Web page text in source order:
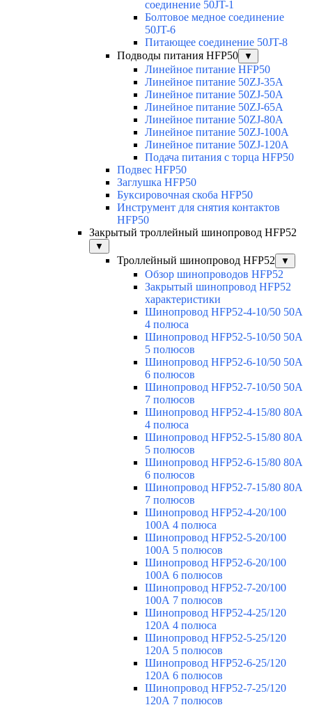
соединение 50JT-1
Болтовое медное соединение
50JT-6
Питающее соединение 50JT-8
Подводы питания HFP50
▼
Линейное питание HFP50
Линейное питание 50ZJ-35A
Линейное питание 50ZJ-50A
Линейное питание 50ZJ-65A
Линейное питание 50ZJ-80A
Линейное питание 50ZJ-100A
Линейное питание 50ZJ-120A
Подача питания с торца HFP50
Подвес HFP50
Заглушка HFP50
Буксировочная скоба HFP50
Инструмент для снятия контактов
HFP50
Закрытый троллейный шинопровод HFP52
▼
Троллейный шинопровод HFP52 ▼
Обзор шинопроводов HFP52
Закрытый шинопровод HFP52
характеристики
Шинопровод HFP52-4-10/50 50A
4 полюса
Шинопровод HFP52-5-10/50 50А
5 полюсов
Шинопровод HFP52-6-10/50 50А
6 полюсов
Шинопровод HFP52-7-10/50 50А
7 полюсов
Шинопровод HFP52-4-15/80 80A
4 полюса
Шинопровод HFP52-5-15/80 80А
5 полюсов
Шинопровод HFP52-6-15/80 80А
6 полюсов
Шинопровод HFP52-7-15/80 80А
7 полюсов
Шинопровод HFP52-4-20/100
100А 4 полюса
Шинопровод HFP52-5-20/100
100А 5 полюсов
Шинопровод HFP52-6-20/100
100А 6 полюсов
Шинопровод HFP52-7-20/100
100А 7 полюсов
Шинопровод HFP52-4-25/120
120А 4 полюса
Шинопровод HFP52-5-25/120
120А 5 полюсов
Шинопровод HFP52-6-25/120
120А 6 полюсов
Шинопровод HFP52-7-25/120
120А 7 полюсов